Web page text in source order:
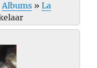
Albums »La